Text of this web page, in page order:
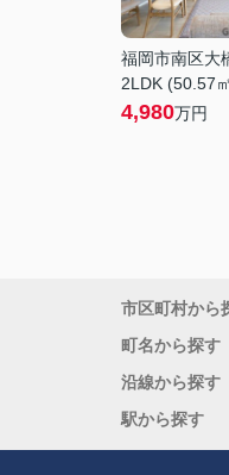
福岡市南区大
2LDK (50.57
4,980万円
市区町村から
町名から探す
沿線から探す
駅から探す